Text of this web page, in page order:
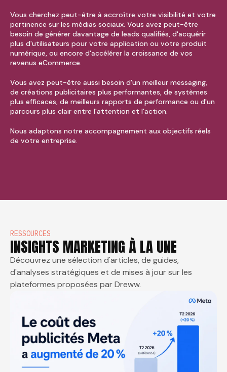
Vous cherchez peut-être à accroître votre visibilité et votre
pertinence sur les médias sociaux. Vous avez peut-être
besoin de générer davantage de leads qualifiés, d'acquérir
plus d'utilisateurs pour votre application ou votre produit
numérique, ou encore d'accélérer la croissance de vos
revenus eCommerce.
Vous avez peut-être aussi besoin d'un meilleur messaging,
de créations publicitaires plus performantes, de systèmes
plus efficaces, de meilleurs rapports de performance ou d'un
parcours plus clair entre l'attention et l'action.
Nous adaptons notre accompagnement aux objectifs réels
de votre entreprise.
RESSOURCES
INSIGHTS MARKETING À LA UNE
Découvrez une sélection d'articles, de guides,
d'analyses stratégiques et de mises à jour sur les
plateformes proposées par Dreww.